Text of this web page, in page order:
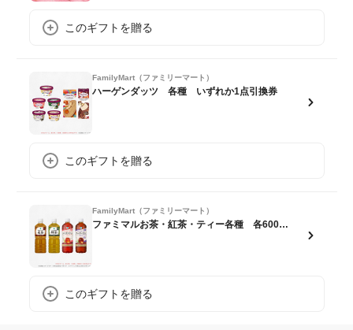
このギフトを贈る
FamilyMart（ファミリーマート）
ハーゲンダッツ 各種 いずれか1点引換券
このギフトを贈る
FamilyMart（ファミリーマート）
ファミマルお茶・紅茶・ティー各種 各600ml いずれか1点 引換券
このギフトを贈る